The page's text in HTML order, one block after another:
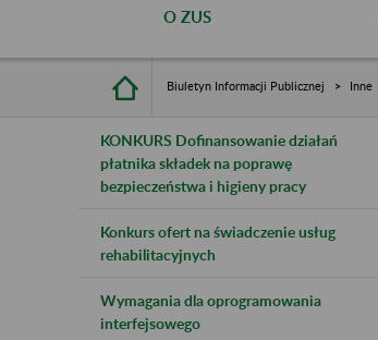
O ZUS
Biuletyn Informacji Publicznej Inne
KONKURS Dofinansowanie działań
płatnika składek na poprawę
bezpieczeństwa i higieny pracy
Konkurs ofert na świadczenie usług
rehabilitacyjnych
Wymagania dla oprogramowania
interfejsowego